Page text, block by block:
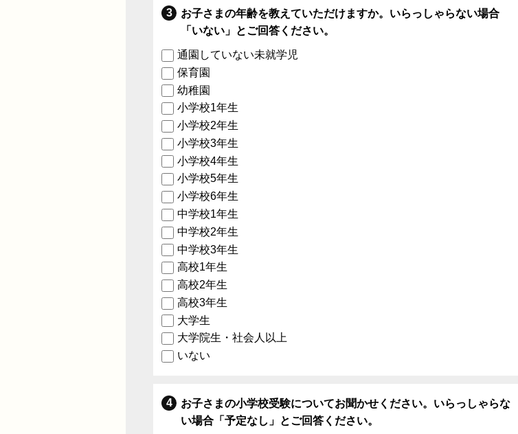
お子さまの年齢を教えていただけますか。いらっしゃらない場合
「いない」とご回答ください。
通園していない未就学児
保育園
幼稚園
小学校1年生
小学校2年生
小学校3年生
小学校4年生
小学校5年生
小学校6年生
中学校1年生
中学校2年生
中学校3年生
高校1年生
高校2年生
高校3年生
大学生
大学院生・社会人以上
いない
お子さまの小学校受験についてお聞かせください。いらっしゃらな
い場合「予定なし」とご回答ください。